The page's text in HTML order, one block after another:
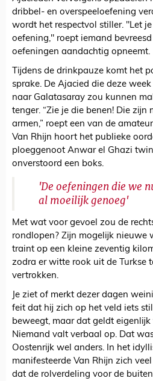
dribbel- en overspeeloefening
wordt het respectvol stiller. "Let
oefening," roept iemand
oefeningen aandachtig opneemt.
Tijdens de drinkpauze komt het
sprake. De Ajacied die deze
naar Galatasaray zou kunnen
tenger. “Zie je die benen! Die zijn
armen,” roept een van de
Van Rhijn hoort het publieke
ploeggenoot Anwar el Ghazi
onverstoord een boks.
'De oefeningen die we
al moeilijk genoeg'
Met wat voor gevoel zou de
rondlopen? Zijn mogelijk nieuwe
traint op een kleine zeventig
zodra er witte rook uit de Turkse
vertrokken.
Je ziet of merkt dezer dagen
feit dat hij zich op het veld iets
beweegt, maar dat geldt eigenlijk
Niemand valt verbaal op. Dat
Oostenrijk wel anders. In het
manifesteerde Van Rhijn zich
dat de rolverdeling voor de